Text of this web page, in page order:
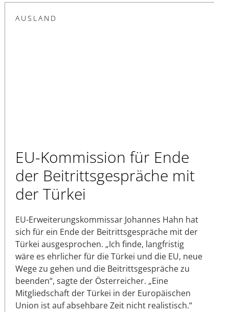
AUSLAND
EU-Kommission für Ende
der Beitrittsgespräche mit
der Türkei
EU-Erweiterungskommissar Johannes Hahn hat
sich für ein Ende der Beitrittsgespräche mit der
Türkei ausgesprochen. „Ich finde, langfristig
wäre es ehrlicher für die Türkei und die EU, neue
Wege zu gehen und die Beitrittsgespräche zu
beenden“, sagte der Österreicher. „Eine
Mitgliedschaft der Türkei in der Europäischen
Union ist auf absehbare Zeit nicht realistisch.“